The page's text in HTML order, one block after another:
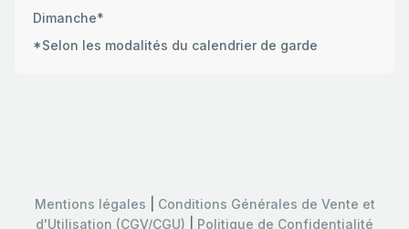
Dimanche*
*Selon les modalités du calendrier de garde
Mentions légales
Conditions Générales de Vente et
d'Utilisation (CGV/CGU)
Politique de Confidentialité